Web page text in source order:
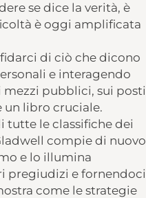
se dice la verità, è
è oggi amplificata
di ciò che dicono
e interagendo
mezzi pubblici, sui posti
un libro cruciale.
tutte le classifiche dei
compie di nuovo
e lo illumina
pregiudizi e fornendoci
come le strategie